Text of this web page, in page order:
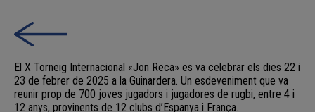
El X Torneig Internacional «Jon Reca» es va celebrar els dies 22 i
23 de febrer de 2025 a la Guinardera. Un esdeveniment que va
reunir prop de 700 joves jugadors i jugadores de rugbi, entre 4 i
12 anys, provinents de 12 clubs d’Espanya i França.